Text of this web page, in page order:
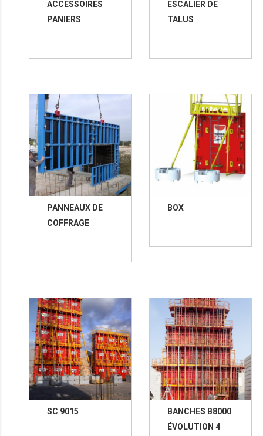
ACCESSOIRES
PANIERS
ESCALIER DE
TALUS
PANNEAUX DE
COFFRAGE
BOX
SC 9015
BANCHES B8000
ÉVOLUTION 4